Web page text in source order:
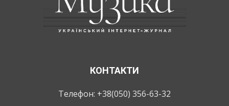
КОНТАКТИ
Телефон: +38(050) 356-63-32